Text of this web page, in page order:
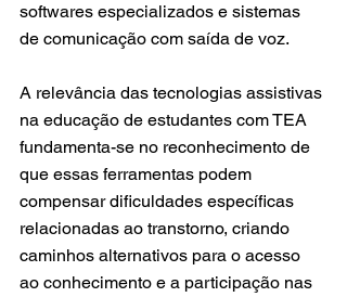
softwares especializados e sistemas
de comunicação com saída de voz.
A relevância das tecnologias assistivas
na educação de estudantes com TEA
fundamenta-se no reconhecimento de
que essas ferramentas podem
compensar dificuldades específicas
relacionadas ao transtorno, criando
caminhos alternativos para o acesso
ao conhecimento e a participação nas